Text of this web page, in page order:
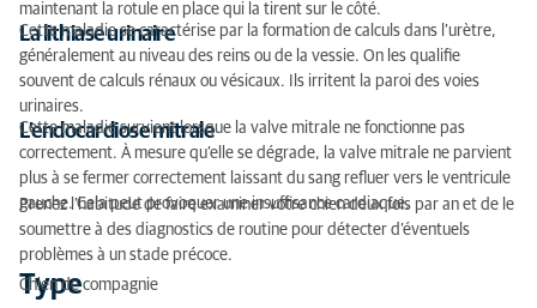
maintenant la rotule en place qui la tirent sur le côté.
La lithiase urinaire
Cette maladie se caractérise par la formation de calculs dans l’urètre,
généralement au niveau des reins ou de la vessie. On les qualifie
souvent de calculs rénaux ou vésicaux. Ils irritent la paroi des voies
urinaires.
L’endocardiose mitrale
Cette maladie survient lorsque la valve mitrale ne fonctionne pas
correctement. À mesure qu’elle se dégrade, la valve mitrale ne parvient
plus à se fermer correctement laissant du sang refluer vers le ventricule
gauche. Cela peut provoquer une insuffisance cardiaque.
Prenez l’habitude de faire examiner votre chien deux fois par an et de le
soumettre à des diagnostics de routine pour détecter d’éventuels
problèmes à un stade précoce.
Type
Chien de compagnie